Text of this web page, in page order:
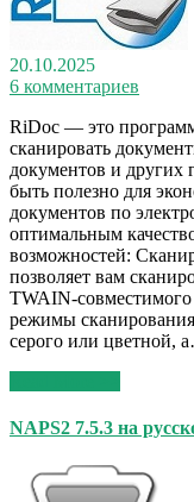
20.10.2025
6 комментариев
RiDoc — это
сканировать
документов и других
быть полезно для
документов по
оптимальным
возможностей:
позволяет вам
TWAIN-
режимы
серого или цветной,
NAPS2 7.5.3 на